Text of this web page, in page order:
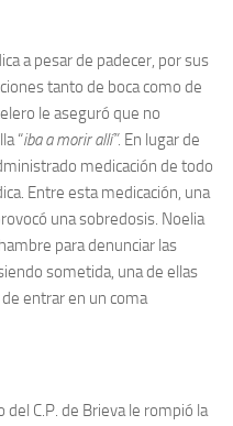
a pesar de padecer, por sus
tanto de boca como de
le aseguró que no
“iba a morir allí”. En lugar de
medicación de todo
Entre esta medicación, una
una sobredosis. Noelia
para denunciar las
sometida, una de ellas
entrar en un coma
del C.P. de Brieva le rompió la